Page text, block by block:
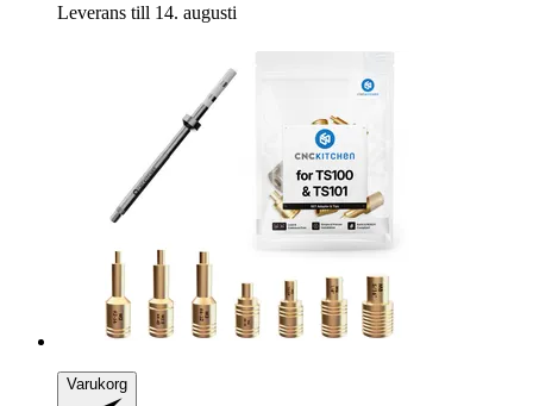
Leverans till 14. augusti
Varukorg